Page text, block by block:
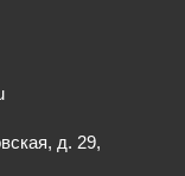
д. 29,